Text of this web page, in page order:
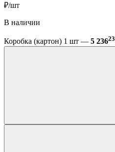
₽/шт
В наличии
Коробка (картон) 1 шт — 5 23623